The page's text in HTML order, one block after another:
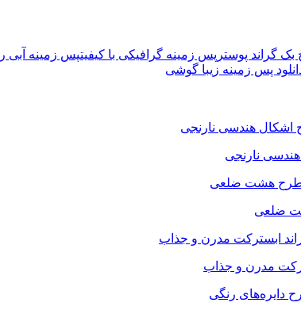
گراند پوستر پس زمینه گرافیکی با کیفیتپس زمینه آبی
پس زمینه زیبا گوشی
هندسی نارنجی
ضلعی
مدرن و جذاب